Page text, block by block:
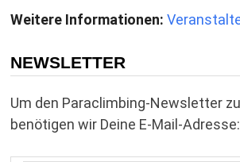
Weitere Informationen:
NEWSLETTER
Um den Paraclimbing-Newsletter
benötigen wir Deine E-Mail-Adresse: